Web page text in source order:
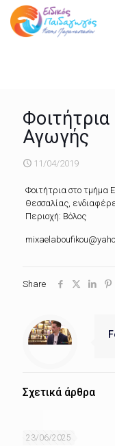
Αγωγής
11/04/2019
Φοιτήτρια στο τμήμα
Θεσσαλίας,
Περιοχή: Βόλος
Share
Σχετικά άρθρα
23/06/2025